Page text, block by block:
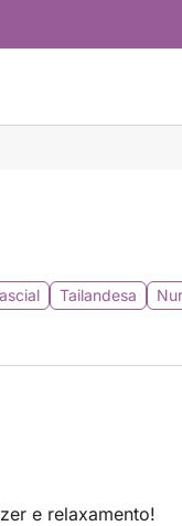
Tailandesa
e relaxamento!